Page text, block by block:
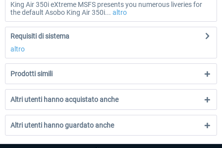
King Air 350i eXtreme MSFS presents you numerous liveries for
the default Asobo King Air 350i... altro
Requisiti di sistema
altro
Prodotti simili
Altri utenti hanno acquistato anche
Altri utenti hanno guardato anche